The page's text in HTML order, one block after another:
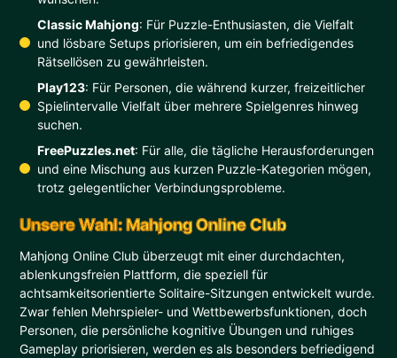
Classic Mahjong: Für Puzzle-Enthusiasten, die Vielfalt
und lösbare Setups priorisieren, um ein befriedigendes
Rätsellösen zu gewährleisten.
Play123: Für Personen, die während kurzer, freizeitlicher
Spielintervalle Vielfalt über mehrere Spielgenres hinweg
suchen.
FreePuzzles.net: Für alle, die tägliche Herausforderungen
und eine Mischung aus kurzen Puzzle-Kategorien mögen,
trotz gelegentlicher Verbindungsprobleme.
Unsere Wahl: Mahjong Online Club
Mahjong Online Club überzeugt mit einer durchdachten,
ablenkungsfreien Plattform, die speziell für
achtsamkeitsorientierte Solitaire-Sitzungen entwickelt wurde.
Zwar fehlen Mehrspieler- und Wettbewerbsfunktionen, doch
Personen, die persönliche kognitive Übungen und ruhiges
Gameplay priorisieren, werden es als besonders befriedigend